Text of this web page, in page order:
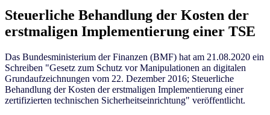
Steuerliche Behandlung der Kosten der
erstmaligen Implementierung einer TSE
Das Bundesministerium der Finanzen (BMF) hat am 21.08.2020 ein
Schreiben "Gesetz zum Schutz vor Manipulationen an digitalen
Grundaufzeichnungen vom 22. Dezember 2016; Steuerliche
Behandlung der Kosten der erstmaligen Implementierung einer
zertifizierten technischen Sicherheitseinrichtung" veröffentlicht.